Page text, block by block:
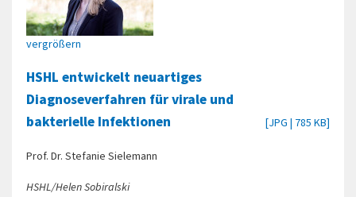
vergrößern
HSHL entwickelt neuartiges
Diagnoseverfahren für virale und
bakterielle Infektionen
[JPG | 785 KB]
Prof. Dr. Stefanie Sielemann
HSHL/Helen Sobiralski